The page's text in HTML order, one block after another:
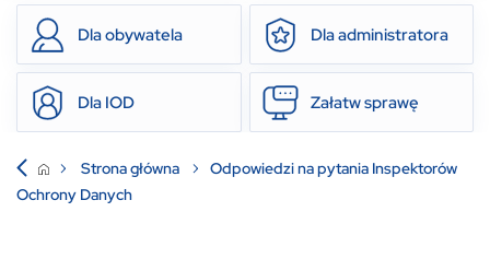
Dla obywatela Dla administratora
Dla IOD Załatw sprawę
Strona główna
Odpowiedzi na pytania Inspektorów
Ochrony Danych